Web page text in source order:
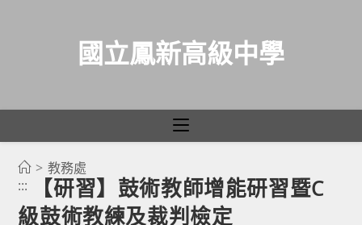
國立鳳新高級中學
> 教務處
:::
【研習】鼓術教師增能研習暨C
級鼓術教練及裁判檢定